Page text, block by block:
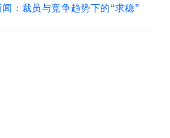
：裁员与竞争趋势下的“求稳”